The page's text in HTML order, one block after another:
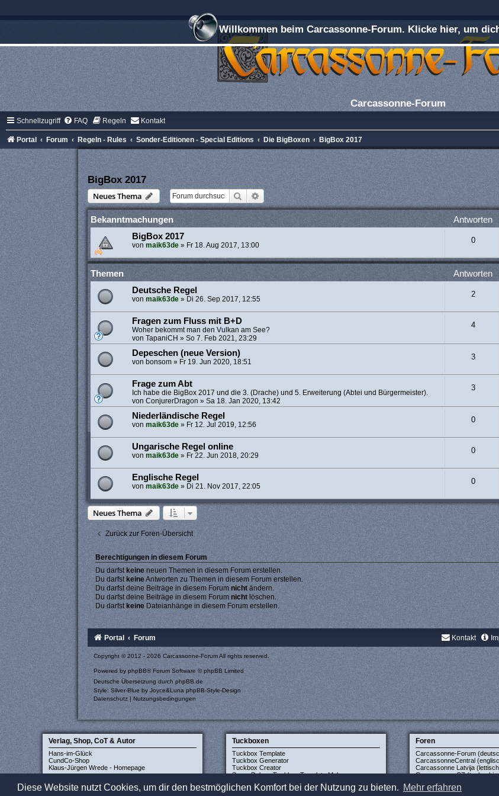
Diese Website nutzt Cookies, um dir den bestmöglichen Komfort bei der Nutzung zu bieten. Mehr erfahren
Willkommen beim Carcassonne-Forum. Klicke hier, um
Carcassonne-Forum
Schnellzugriff FAQ Regeln Kontakt
Portal Forum Regeln - Rules Sonder-Editionen - Special Editions Die BigBoxen BigBox 2017
BigBox 2017
Neues Thema
Suche Erweiterte Suche
Bekanntmachungen Antworten
BigBox 2017
von maik63de» Fr 18. Aug 2017, 13:00
0
Themen Antworten
Deutsche Regel
von maik63de» Di 26. Sep 2017, 12:55
2
Fragen zum Fluss mit B+D
Woher bekommt man den Vulkan am See?
von TapaniCH » So 7. Feb 2021, 23:29
4
Depeschen (neue Version)
von bonsom» Fr 19. Jun 2020, 18:51
3
Frage zum Abt
Ich habe die BigBox 2017 und die 3. (Drache) und 5. Erweiterung (Abtei und Bürgermeister).
von ConjurerDragon » Sa 18. Jan 2020, 13:42
3
Niederländische Regel
von maik63de» Fr 12. Jul 2019, 12:56
0
Ungarische Regel online
von maik63de» Fr 22. Jun 2018, 20:29
0
Englische Regel
von maik63de» Di 21. Nov 2017, 22:05
0
Neues Thema
Zurück zur Foren-Übersicht
Berechtigungen in diesem Forum
Du darfst keineneuen Themen in diesem Forum erstellen.
Du darfst keineAntworten zu Themen in diesem Forum erstellen.
Du darfst deine Beiträge in diesem Forum nichtändern.
Du darfst deine Beiträge in diesem Forum nichtlöschen.
Du darfst keineDateianhänge in diesem Forum erstellen.
Portal Forum Kontakt
Copyright © 2012 - 2026 Carcassonne-Forum All rights reserved.
Powered by phpBB® Forum Software © phpBB Limited
Deutsche Übersetzung durch phpBB.de
Style: Silver-Blue by Joyce&LunaphpBB-Style-Design
Datenschutz | Nutzungsbedingungen
Verlag, Shop, CoT & Autor
Hans-im-Glück
CundCo-Shop
Klaus-Jürgen Wrede - Homepage
Tuckboxen
Tuckbox Template
Tuckbox Generator
Tuckbox Creator
Super Deluxe Tuckbox Template Maker
Foren
Carcassonne-Forum
CarcassonneCentral
Carcassonne Latvija
Carcassonne CZ